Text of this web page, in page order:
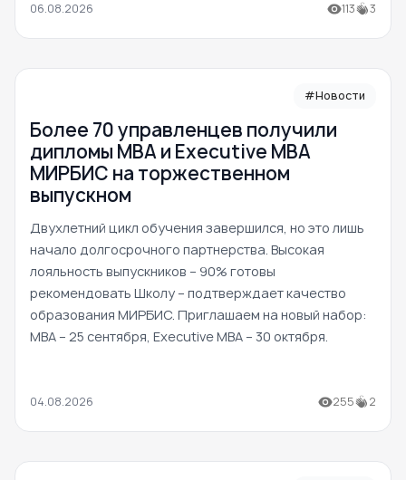
06.08.2026 113 3
#Новости
Более 70 управленцев получили
дипломы MBA и Executive MBA
МИРБИС на торжественном
выпускном
Двухлетний цикл обучения завершился, но это лишь
начало долгосрочного партнерства. Высокая
лояльность выпускников – 90% готовы
рекомендовать Школу – подтверждает качество
образования МИРБИС. Приглашаем на новый набор:
MBA – 25 сентября, Executive MBA – 30 октября.
04.08.2026 255 2